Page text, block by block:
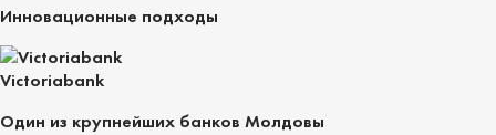
Инновационные подходы
Victoriabank
Один из крупнейших банков Молдовы